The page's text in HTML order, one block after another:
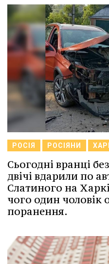
РОСІЯ РОСІЯНИ
Сьогодні вранці
двічі вдарили по
Слатиного на
чого один чоловік
поранення.